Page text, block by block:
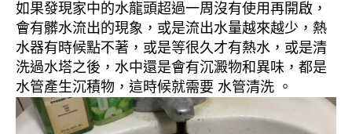
如果發現家中的水龍頭超過一周沒有使用再開啟，
會有髒水流出的現象，或是流出水量越來越少，熱
水器有時候點不著，或是等很久才有熱水，或是清
洗過水塔之後，水中還是會有沉澱物和異味，都是
水管產生沉積物，這時候就需要 水管清洗 。